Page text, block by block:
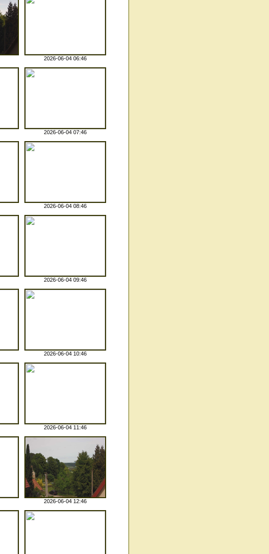
2026-06-04 06:46
2026-06-04 07:46
2026-06-04 08:46
2026-06-04 09:46
2026-06-04 10:46
2026-06-04 11:46
2026-06-04 12:46